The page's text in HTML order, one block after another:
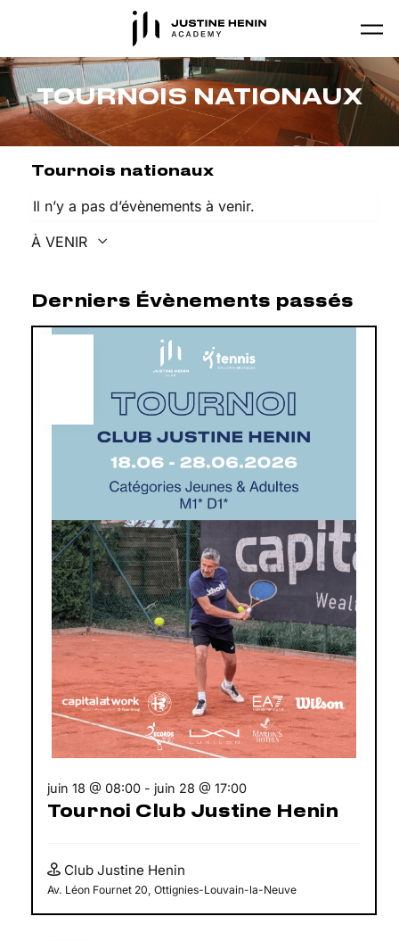
Skip to main content
TOURNOIS NATIONAUX
Tournois nationaux
Il n’y a pas d’évènements à venir.
À VENIR
une
Derniers Évènements passés
juin 18 @ 08:00 - juin 28 @ 17:00
Tournoi Club Justine Henin
Club Justine Henin
Av. Léon Fournet 20, Ottignies-Louvain-la-Neuve